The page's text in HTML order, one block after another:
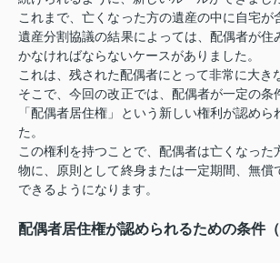
これまで、亡くなった方の遺産の中に自宅が
遺産分割協議の結果によっては、配偶者が住
かなければならないケースがありました。
これは、残された配偶者にとって非常に大き
そこで、今回の改正では、配偶者が一定の条
「配偶者居住権」という新しい権利が認めら
た。
この権利を持つことで、配偶者は亡くなった
物に、原則として終身または一定期間、無償
できるようになります。
配偶者居住権が認められるための条件（